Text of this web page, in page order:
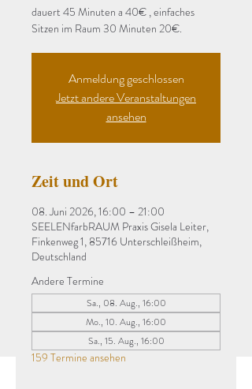
dauert 45 Minuten a 40€ , einfaches
Sitzen im Raum 30 Minuten 20€.
Anmeldung geschlossen
Jetzt andere Veranstaltungen
ansehen
Zeit und Ort
08. Juni 2026, 16:00 – 21:00
SEELENfarbRAUM Praxis Gisela Leiter,
Finkenweg 1, 85716 Unterschleißheim,
Deutschland
Andere Termine
Sa., 08. Aug., 16:00
Mo., 10. Aug., 16:00
Sa., 15. Aug., 16:00
159 Termine ansehen